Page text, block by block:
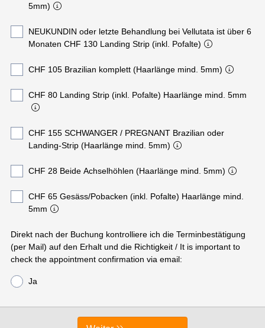
5mm)
NEUKUNDIN oder letzte Behandlung bei Vellutata ist über 6
Monaten CHF 130 Landing Strip (inkl. Pofalte)
CHF 105 Brazilian komplett (Haarlänge mind. 5mm)
CHF 80 Landing Strip (inkl. Pofalte) Haarlänge mind. 5mm
CHF 155 SCHWANGER / PREGNANT Brazilian oder
Landing-Strip (Haarlänge mind. 5mm)
CHF 28 Beide Achselhöhlen (Haarlänge mind. 5mm)
CHF 65 Gesäss/Pobacken (inkl. Pofalte) Haarlänge mind.
5mm
Direkt nach der Buchung kontrolliere ich die Terminbestätigung
(per Mail) auf den Erhalt und die Richtigkeit / It is important to
check the appointment confirmation via email:
Ja